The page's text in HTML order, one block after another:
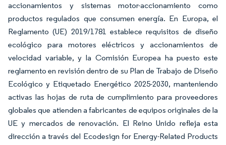
accionamientos y sistemas motor-accionamiento como
productos regulados que consumen energía. En Europa, el
Reglamento (UE) 2019/1781 establece requisitos de diseño
ecológico para motores eléctricos y accionamientos de
velocidad variable, y la Comisión Europea ha puesto este
reglamento en revisión dentro de su Plan de Trabajo de Diseño
Ecológico y Etiquetado Energético 2025-2030, manteniendo
activas las hojas de ruta de cumplimiento para proveedores
globales que atienden a fabricantes de equipos originales de la
UE y mercados de renovación. El Reino Unido refleja esta
dirección a través del Ecodesign for Energy-Related Products